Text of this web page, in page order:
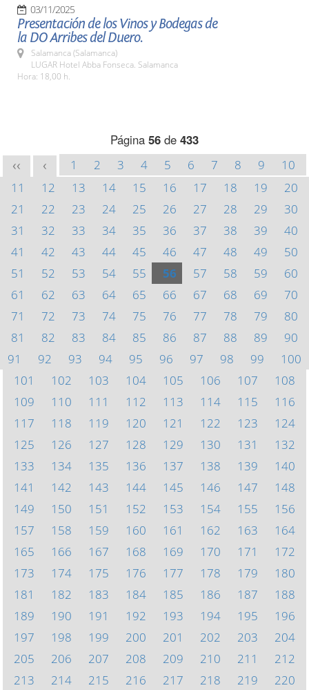
03/11/2025
Presentación de los Vinos y Bodegas de
la DO Arribes del Duero.
Salamanca (Salamanca)
LUGAR Hotel Abba Fonseca. Salamanca
Hora: 18,00 h.
Página 56 de 433
<< < 1 2 3 4 5 6 7 8 9
10
11
12 13 14 15 16 17 18 19
20
21
22 23 24 25 26 27 28 29
30
31
32 33 34 35 36 37 38 39
40
41
42 43 44 45 46 47 48 49
50
51
52 53 54 55 56 57 58 59
60
61
62 63 64 65 66 67 68 69
70
71
72 73 74 75 76 77 78 79
80
81
82 83 84 85 86 87 88 89
90
91
92 93 94 95 96 97 98 99
100
101
102 103 104 105 106 107
108
109
110 111 112 113 114 115
116
117
118 119 120 121 122 123
124
125
126 127 128 129 130 131
132
133
134 135 136 137 138 139
140
141
142 143 144 145 146 147
148
149
150 151 152 153 154 155
156
157
158 159 160 161 162 163
164
165
166 167 168 169 170 171
172
173
174 175 176 177 178 179
180
181
182 183 184 185 186 187
188
189
190 191 192 193 194 195
196
197
198 199 200 201 202 203
204
205
206 207 208 209 210 211
212
213
214 215 216 217 218 219 220